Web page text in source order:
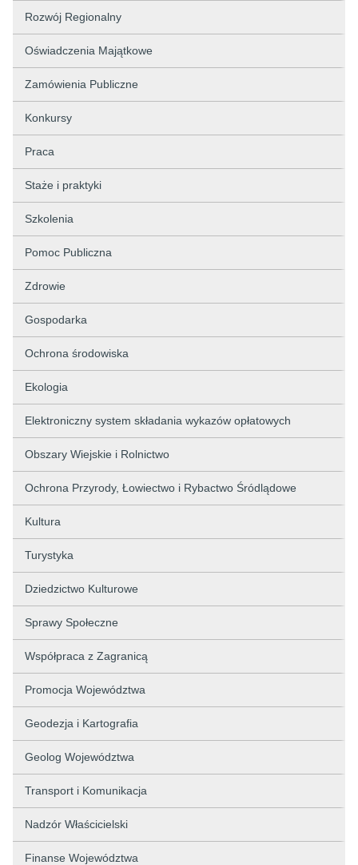
Rozwój Regionalny
Oświadczenia Majątkowe
Zamówienia Publiczne
Konkursy
Praca
Staże i praktyki
Szkolenia
Pomoc Publiczna
Zdrowie
Gospodarka
Ochrona środowiska
Ekologia
Elektroniczny system składania wykazów opłatowych
Obszary Wiejskie i Rolnictwo
Ochrona Przyrody, Łowiectwo i Rybactwo Śródlądowe
Kultura
Turystyka
Dziedzictwo Kulturowe
Sprawy Społeczne
Współpraca z Zagranicą
Promocja Województwa
Geodezja i Kartografia
Geolog Województwa
Transport i Komunikacja
Nadzór Właścicielski
Finanse Województwa